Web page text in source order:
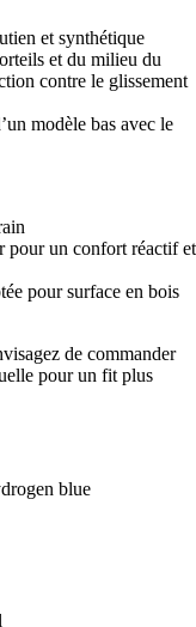
et synthétique
et du milieu du
contre le glissement
modèle bas avec le
pour un confort réactif et
pour surface en bois
de commander
pour un fit plus
blue